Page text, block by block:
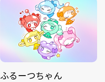
ふるーつちゃん